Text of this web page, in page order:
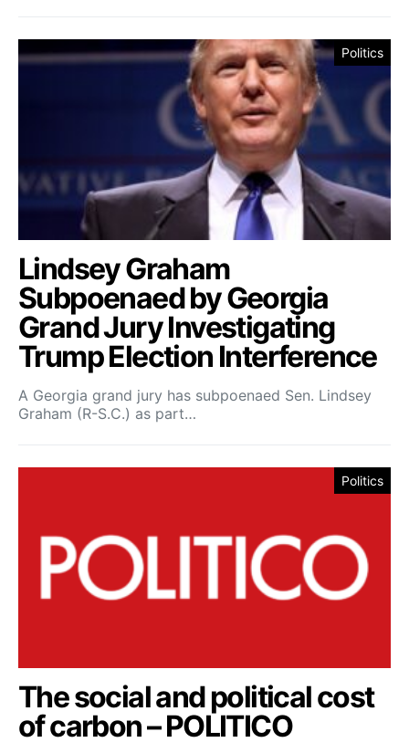
Politics
Lindsey Graham
Subpoenaed by Georgia
Grand Jury Investigating
Trump Election Interference
A Georgia grand jury has subpoenaed Sen. Lindsey
Graham (R-S.C.) as part…
Politics
The social and political cost
of carbon – POLITICO